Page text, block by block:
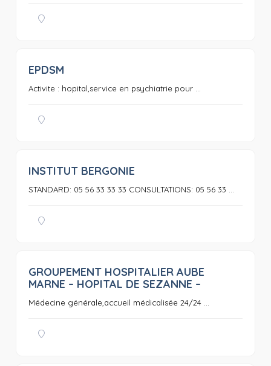
EPDSM
Activite : hopital,service en psychiatrie pour ...
INSTITUT BERGONIE
STANDARD: 05 56 33 33 33 CONSULTATIONS: 05 56 33 ...
GROUPEMENT HOSPITALIER AUBE
MARNE – HOPITAL DE SEZANNE –
Médecine générale,accueil médicalisée 24/24 ...